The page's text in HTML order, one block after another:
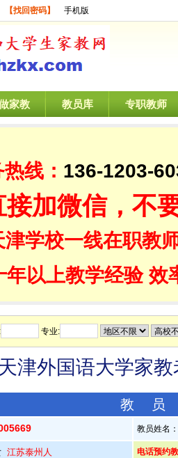
【找回密码】 手机版
家教 教员库 专职教师
线： 136-1203-
接加微信，不
津学校一线在职教
年以上教学经验 效
专业:
天津外国语大学家
教
教员姓名
江苏泰州人 电话预约